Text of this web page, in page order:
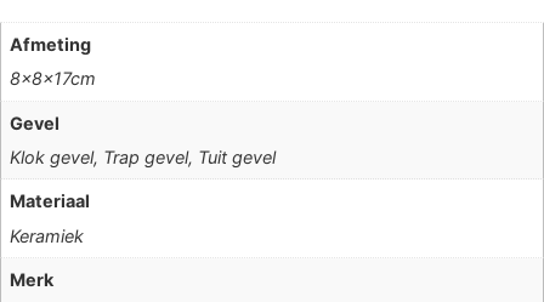
Afmeting
8x8x17cm
Gevel
Klok gevel, Trap gevel, Tuit gevel
Materiaal
Keramiek
Merk